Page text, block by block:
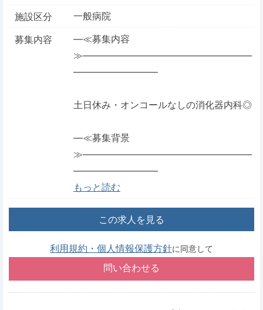
施設区分
一般病院
募集内容
―≪募集内容
≫――――――――――――――――――
―――――――――
土日休み・オンコールなしの消化器内科◎
―≪募集背景
≫――――――――――――――――――
―――――――――
もっと読む
この求人を見る
利用規約・個人情報保護方針に同意して